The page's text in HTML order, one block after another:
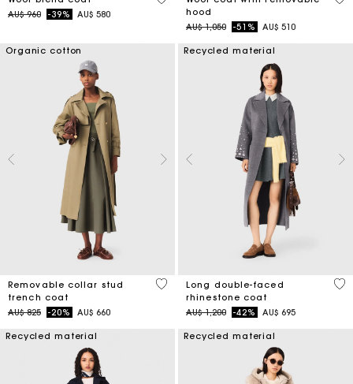
Price reduced from
AU$ 960to-39% AU$ 580
hood
Price reduced from
AU$ 1,050to-51% AU$ 510
Organic cotton
Removable collar stud
trench coat
Price reduced from
AU$ 825to-20% AU$ 660
5 out of 5 Customer Rating
Recycled material
Long double-faced
rhinestone coat
Price reduced from
AU$ 1,200to-42% AU$ 695
3,3
Recycled material Recycled material